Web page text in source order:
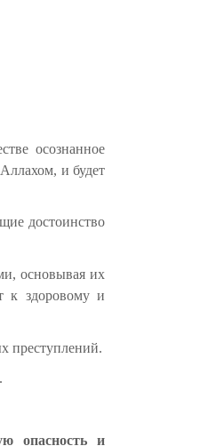
осознанное
и будет
достоинство
основывая их
к здоровому и
преступлений.
опасность и